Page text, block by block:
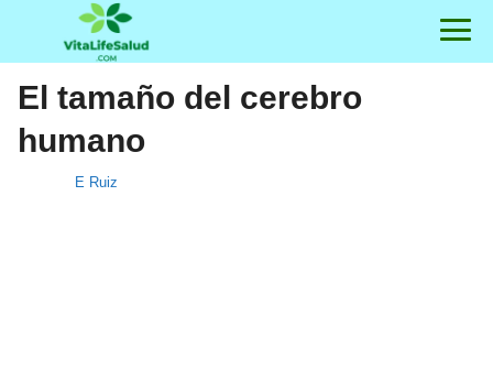
El tamaño del cerebro
humano
E Ruiz